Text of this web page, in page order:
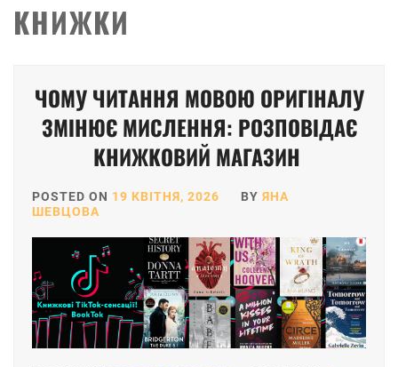
КНИЖКИ
ЧОМУ ЧИТАННЯ МОВОЮ ОРИГІНАЛУ
ЗМІНЮЄ МИСЛЕННЯ: РОЗПОВІДАЄ
КНИЖКОВИЙ МАГАЗИН
POSTED ON 19 КВІТНЯ, 2026 BY ЯНА
ШЕВЦОВА